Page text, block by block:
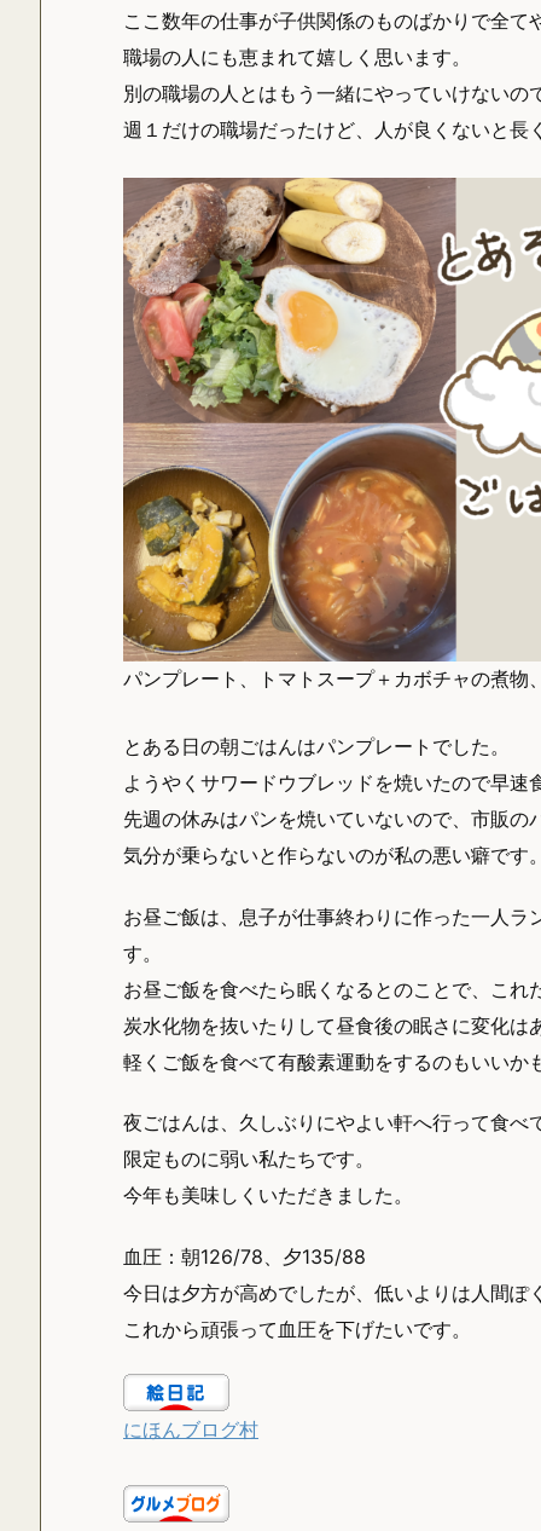
ここ数年の仕事が子供関係のものばかりで全て
職場の人にも恵まれて嬉しく思います。
別の職場の人とはもう一緒にやっていけないの
週１だけの職場だったけど、人が良くないと長
パンプレート、トマトスープ＋カボチャの煮物
とある日の朝ごはんはパンプレートでした。
ようやくサワードウブレッドを焼いたので早速
先週の休みはパンを焼いていないので、市販の
気分が乗らないと作らないのが私の悪い癖です。
お昼ご飯は、息子が仕事終わりに作った一人
す。
お昼ご飯を食べたら眠くなるとのことで、これ
炭水化物を抜いたりして昼食後の眠さに変化は
軽くご飯を食べて有酸素運動をするのもいいか
夜ごはんは、久しぶりにやよい軒へ行って食べ
限定ものに弱い私たちです。
今年も美味しくいただきました。
血圧：朝126/78、夕135/88
今日は夕方が高めでしたが、低いよりは人間ぽ
これから頑張って血圧を下げたいです。
にほんブログ村